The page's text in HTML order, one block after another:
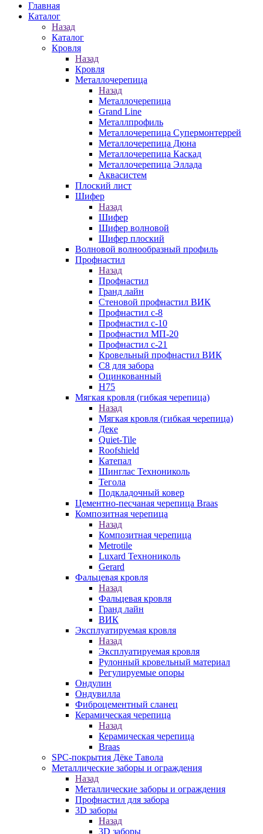
Главная
Каталог
Назад
Каталог
Кровля
Назад
Кровля
Металлочерепица
Назад
Металлочерепица
Grand Line
Металлпрофиль
Металлочерепица Супермонтеррей
Металлочерепица Дюна
Металлочерепица Каскад
Металлочерепица Эллада
Аквасистем
Плоский лист
Шифер
Назад
Шифер
Шифер волновой
Шифер плоский
Волновой волнообразный профиль
Профнастил
Назад
Профнастил
Гранд лайн
Стеновой профнастил ВИК
Профнастил с-8
Профнастил с-10
Профнастил МП-20
Профнастил с-21
Кровельный профнастил ВИК
С8 для забора
Оцинкованный
Н75
Мягкая кровля (гибкая черепица)
Назад
Мягкая кровля (гибкая черепица)
Деке
Quiet-Tile
Roofshield
Катепал
Шинглас Технониколь
Тегола
Подкладочный ковер
Цементно-песчаная черепица Braas
Композитная черепица
Назад
Композитная черепица
Metrotile
Luxard Технониколь
Gerard
Фальцевая кровля
Назад
Фальцевая кровля
Гранд лайн
ВИК
Эксплуатируемая кровля
Назад
Эксплуатируемая кровля
Рулонный кровельный материал
Регулируемые опоры
Ондулин
Ондувилла
Фиброцементный сланец
Керамическая черепица
Назад
Керамическая черепица
Braas
SPC-покрытия Дёке Тавола
Металлические заборы и ограждения
Назад
Металлические заборы и ограждения
Профнастил для забора
3D заборы
Назад
3D заборы